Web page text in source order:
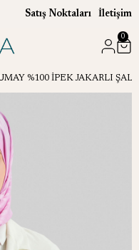
Satış Noktaları İletişim
0
%100 İPEK JAKARLI